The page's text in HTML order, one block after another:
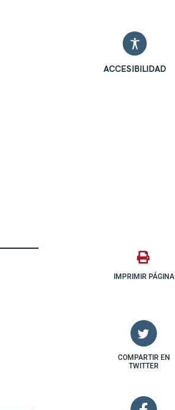
ACCESIBILIDAD
IMPRIMIR PÁGINA
COMPARTIR EN
TWITTER